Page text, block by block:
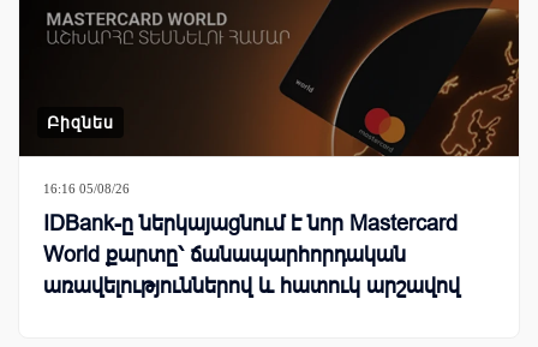
Բիզնես
16:16 05/08/26
IDBank-ը ներկայացնում է նոր Mastercard
World քարտը՝ ճանապարհորդական
առավելություններով և հատուկ արշավով